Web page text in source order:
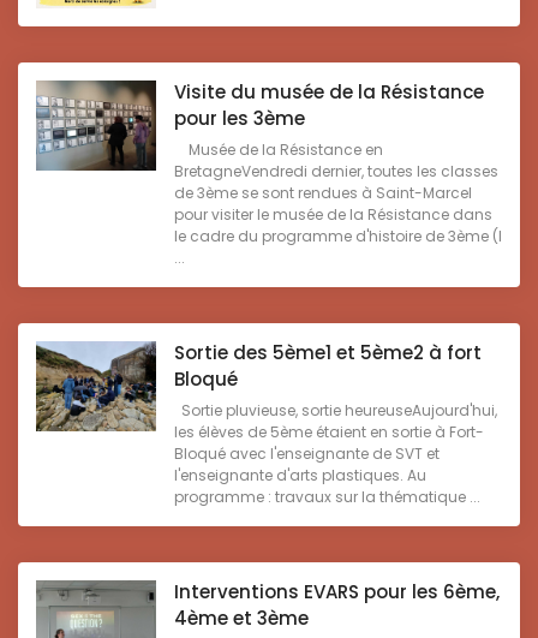
Visite du musée de la Résistance
pour les 3ème
Musée de la Résistance en
BretagneVendredi dernier, toutes les classes
de 3ème se sont rendues à Saint-Marcel
pour visiter le musée de la Résistance dans
le cadre du programme d'histoire de 3ème (l
...
Sortie des 5ème1 et 5ème2 à fort
Bloqué
Sortie pluvieuse, sortie heureuseAujourd'hui,
les élèves de 5ème étaient en sortie à Fort-
Bloqué avec l'enseignante de SVT et
l'enseignante d'arts plastiques. Au
programme : travaux sur la thématique ...
Interventions EVARS pour les 6ème,
4ème et 3ème